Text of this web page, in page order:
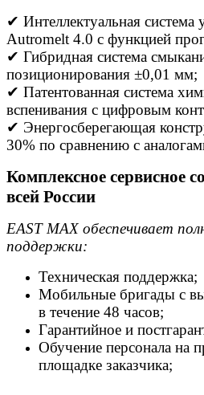
✔ Интеллектуальная система
Autromelt 4.0 с функцией
✔ Гибридная система
позиционирования ±0,01 мм;
✔ Патентованная система
вспенивания с цифровым
✔ Энергосберегающая
30% по сравнению с
Комплексное сервисное
всей России
EAST MAX обеспечивает
поддержки:
Техническая поддержка;
Мобильные бригады с
в течение 48 часов;
Гарантийное и
Обучение персонала на
площадке заказчика;